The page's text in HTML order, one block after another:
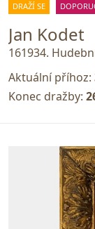
DRAŽÍ SE
Jan Kodet
161934.
Aktuální příhoz:
Konec dražby: